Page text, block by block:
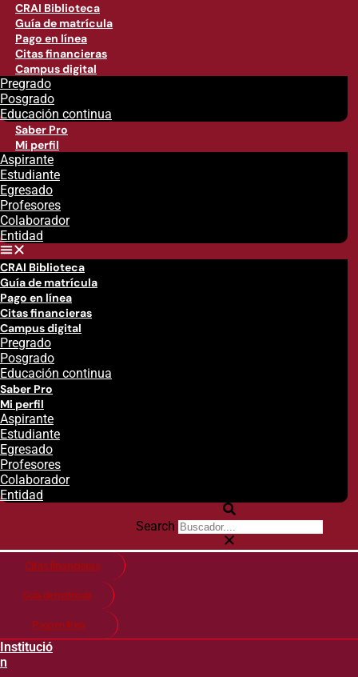
CRAI Biblioteca
Guía de matrícula
Pago en línea
Citas financieras
Campus digital
Pregrado
Posgrado
Educación continua
Saber Pro
Mi perfil
Aspirante
Estudiante
Egresado
Profesores
Colaborador
Entidad
CRAI Biblioteca
Guía de matrícula
Pago en línea
Citas financieras
Campus digital
Pregrado
Posgrado
Educación continua
Saber Pro
Mi perfil
Aspirante
Estudiante
Egresado
Profesores
Colaborador
Entidad
Search
Citas financieras
Guía de matricula
Pago en línea
Institució
n